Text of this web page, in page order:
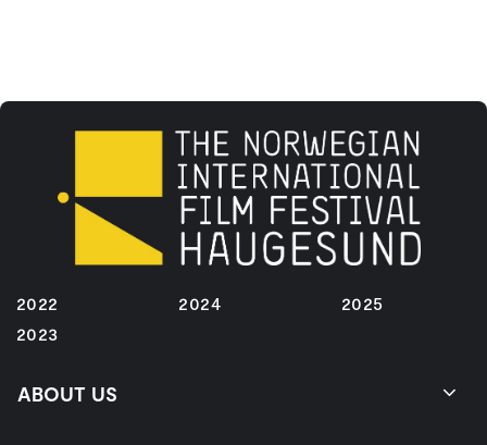
2022
2023
2024 2025
ABOUT US